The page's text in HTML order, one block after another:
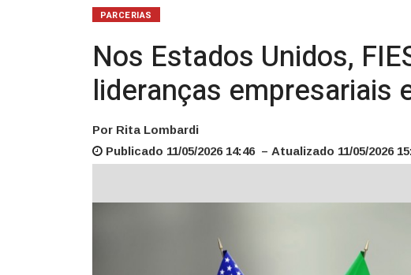
PARCERIAS
Nos Estados Unidos,
lideranças empresariais
Por Rita Lombardi
Publicado 11/05/2026 14:46 – Atualizado 11/05/2026